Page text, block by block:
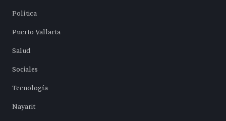
Política
Puerto Vallarta
Salud
Sociales
Tecnología
Nayarit